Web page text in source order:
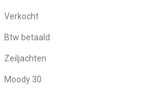
Verkocht
Btw betaald
Zeiljachten
Moody 30